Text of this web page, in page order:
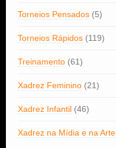
Torneios Pensados (5)
Torneios Rápidos (119)
Treinamento (61)
Xadrez Feminino (21)
Xadrez Infantil (46)
Xadrez na Mídia e na Arte